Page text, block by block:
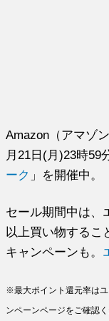
Amazon（アマゾ
月21日(月)23時59
ーク 」を開催中。
セール期間中は、
以上買い物するこ
キャンペーンも。
※最大ポイント還元率は
ンペーンページをご確認